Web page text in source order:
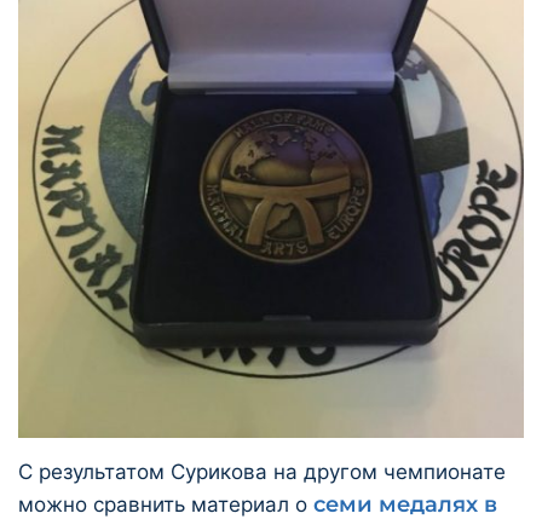
С результатом Сурикова на другом чемпионате
можно сравнить материал о семи медалях в